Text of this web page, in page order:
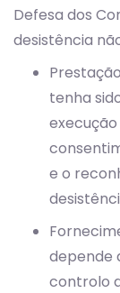
Defesa dos
desistência
tenha
e o
depende
controlo